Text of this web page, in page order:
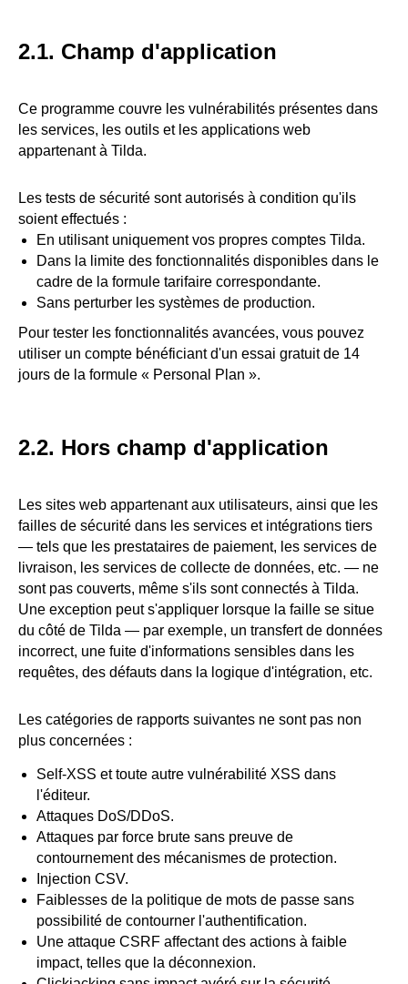
2.1. Champ d'application
Ce programme couvre les vulnérabilités présentes dans
les services, les outils et les applications web
appartenant à Tilda.
Les tests de sécurité sont autorisés à condition qu'ils
soient effectués :
En utilisant uniquement vos propres comptes Tilda.
Dans la limite des fonctionnalités disponibles dans le
cadre de la formule tarifaire correspondante.
Sans perturber les systèmes de production.
Pour tester les fonctionnalités avancées, vous pouvez
utiliser un compte bénéficiant d'un essai gratuit de 14
jours de la formule « Personal Plan ».
2.2. Hors champ d'application
Les sites web appartenant aux utilisateurs, ainsi que les
failles de sécurité dans les services et intégrations tiers
— tels que les prestataires de paiement, les services de
livraison, les services de collecte de données, etc. — ne
sont pas couverts, même s'ils sont connectés à Tilda.
Une exception peut s'appliquer lorsque la faille se situe
du côté de Tilda — par exemple, un transfert de données
incorrect, une fuite d'informations sensibles dans les
requêtes, des défauts dans la logique d'intégration, etc.
Les catégories de rapports suivantes ne sont pas non
plus concernées :
Self-XSS et toute autre vulnérabilité XSS dans
l'éditeur.
Attaques DoS/DDoS.
Attaques par force brute sans preuve de
contournement des mécanismes de protection.
Injection CSV.
Faiblesses de la politique de mots de passe sans
possibilité de contourner l'authentification.
Une attaque CSRF affectant des actions à faible
impact, telles que la déconnexion.